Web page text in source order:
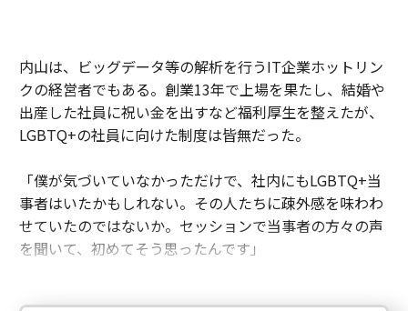
内山は、ビッグデータ等の解析を行うIT企業ホットリン
クの経営者でもある。創業13年で上場を果たし、結婚や
出産した社員に祝い金を出すなど福利厚生を整えたが、
LGBTQ+の社員に向けた制度は皆無だった。
「僕が気づいていなかっただけで、社内にもLGBTQ+当
事者はいたかもしれない。その人たちに疎外感を味わわ
せていたのではないか。セッションで当事者の方々の声
を聞いて、初めてそう思ったんです」